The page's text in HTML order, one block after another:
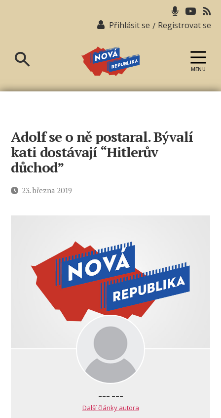
Přihlásit se / Registrovat se
republika
MENU
Adolf se o ně postaral. Bývalí
kati dostávají “Hitlerův
důchod”
Datum23. března 2019
--- ---
Další články autora